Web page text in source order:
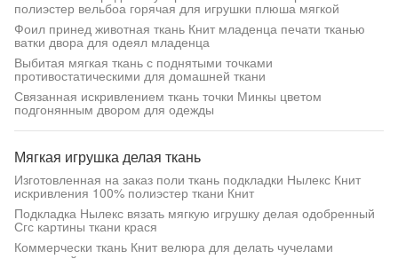
полиэстер вельбоа горячая для игрушки плюша мягкой
Фоил принед животная ткань Книт младенца печати тканью
ватки двора для одеял младенца
Выбитая мягкая ткань с поднятыми точками
противостатическими для домашней ткани
Связанная искривлением ткань точки Минкы цветом
подгонянным двором для одежды
Мягкая игрушка делая ткань
Изготовленная на заказ поли ткань подкладки Нылекс Книт
искривления 100% полиэстер ткани Книт
Подкладка Нылекс вязать мягкую игрушку делая одобренный
Сгс картины ткани крася
Коммерчески ткань Книт велюра для делать чучелами